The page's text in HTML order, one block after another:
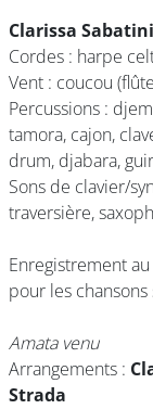
Clarissa Sabatini
Cordes : harpe
Vent : coucou
Percussions :
tamora, cajon,
drum, djabara,
Sons de clavier/
traversière,
Enregistrement au
pour les chansons
Amata venu
Arrangements :
Strada